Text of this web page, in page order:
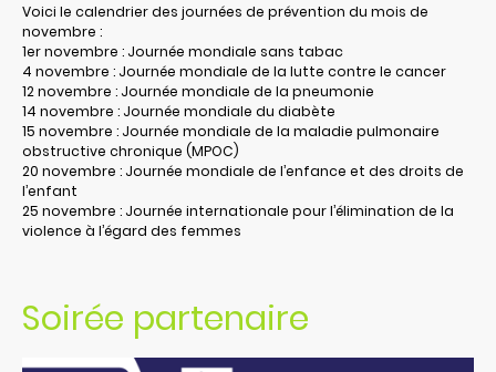
Voici le calendrier des journées de prévention du mois de
novembre :
1er novembre : Journée mondiale sans tabac
4 novembre : Journée mondiale de la lutte contre le cancer
12 novembre : Journée mondiale de la pneumonie
14 novembre : Journée mondiale du diabète
15 novembre : Journée mondiale de la maladie pulmonaire
obstructive chronique (MPOC)
20 novembre : Journée mondiale de l’enfance et des droits de
l’enfant
25 novembre : Journée internationale pour l’élimination de la
violence à l’égard des femmes
Soirée partenaire